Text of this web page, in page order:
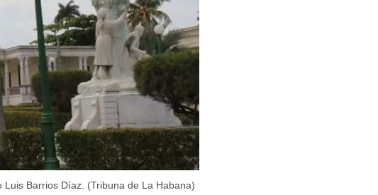
Barrios Díaz. (Tribuna de La Habana)